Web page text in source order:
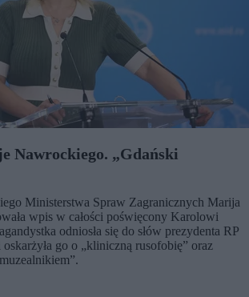
Nawrockiego. „Gdański
Ministerstwa Spraw Zagranicznych Marija
wpis w całości poświęcony Karolowi
odniosła się do słów prezydenta RP
go o „kliniczną rusofobię” oraz